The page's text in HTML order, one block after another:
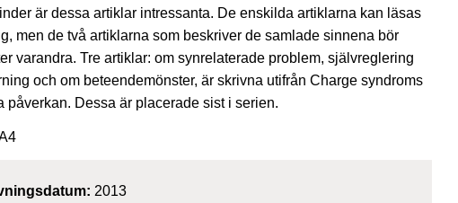
är dessa artiklar intressanta. De enskilda artiklarna kan läsas
men de två artiklarna som beskriver de samlade sinnena bör
varandra. Tre artiklar: om synrelaterade problem, självreglering
och om beteendemönster, är skrivna utifrån Charge syndroms
påverkan. Dessa är placerade sist i serien.
2013